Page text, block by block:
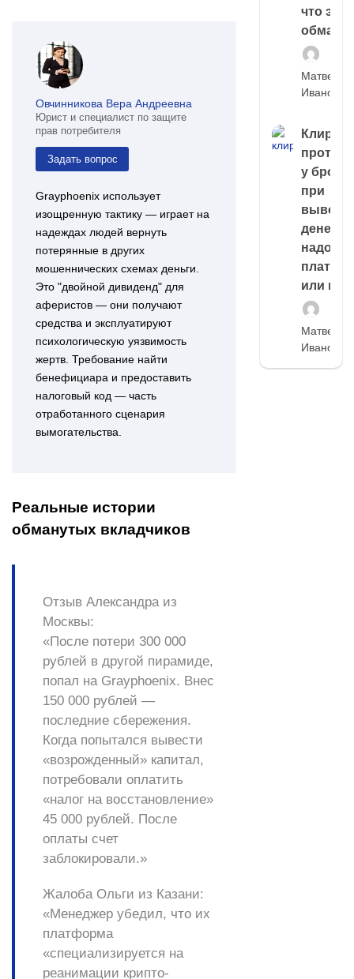
Овчинникова Вера Андреевна
Юрист и специалист по защите
прав потребителя
Задать вопрос
Grayphoenix использует
изощренную тактику — играет на
надеждах людей вернуть
потерянные в других
мошеннических схемах деньги.
Это "двойной дивиденд" для
аферистов — они получают
средства и эксплуатируют
психологическую уязвимость
жертв. Требование найти
бенефициара и предоставить
налоговый код — часть
отработанного сценария
вымогательства.
Реальные истории
обманутых вкладчиков
Отзыв Александра из
Москвы:
«После потери 300 000
рублей в другой пирамиде,
попал на Grayphoenix. Внес
150 000 рублей —
последние сбережения.
Когда попытался вывести
«возрожденный» капитал,
потребовали оплатить
«налог на восстановление»
45 000 рублей. После
оплаты счет
заблокировали.»
Жалоба Ольги из Казани:
«Менеджер убедил, что их
платформа
«специализируется на
реанимации крипто-
что это,
обман?
Матвей
Иванов
Клиринг
у
при
выводе
денег,
надо
платить
или
Матвей
Иванов